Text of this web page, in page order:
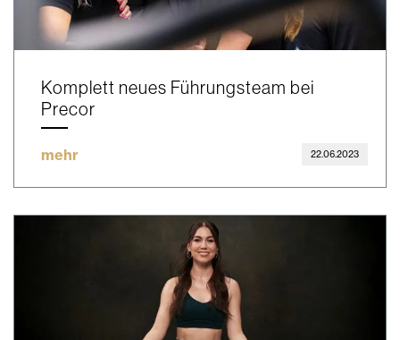
Komplett neues Führungsteam bei
Precor
mehr 22.06.2023